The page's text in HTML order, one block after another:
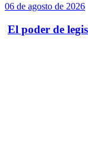
06 de agosto de 2026
El poder de